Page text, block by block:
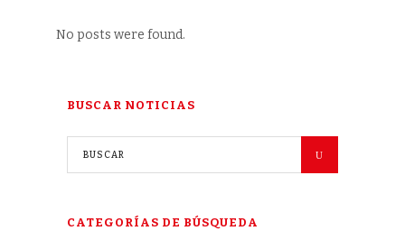
No posts were found.
BUSCAR NOTICIAS
CATEGORÍAS DE BÚSQUEDA